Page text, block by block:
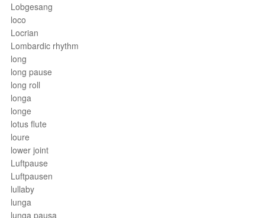
Lobgesang
loco
Locrian
Lombardic rhythm
long
long pause
long roll
longa
longe
lotus flute
loure
lower joint
Luftpause
Luftpausen
lullaby
lunga
lunga pausa